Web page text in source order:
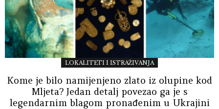
LOKALITETI I ISTRAŽIVANJA
Kome je bilo namijenjeno zlato iz olupine kod
Mljeta? Jedan detalj povezao ga je s
legendarnim blagom pronađenim u Ukrajini